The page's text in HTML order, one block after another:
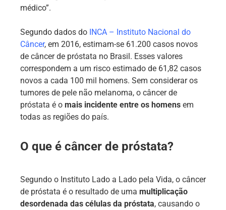
médico”.
Segundo dados do INCA – Instituto Nacional do
Câncer, em 2016, estimam-se 61.200 casos novos
de câncer de próstata no Brasil. Esses valores
correspondem a um risco estimado de 61,82 casos
novos a cada 100 mil homens. Sem considerar os
tumores de pele não melanoma, o câncer de
próstata é o mais incidente entre os homens em
todas as regiões do país.
O que é câncer de próstata?
Segundo o Instituto Lado a Lado pela Vida, o câncer
de próstata é o resultado de uma multiplicação
desordenada das células da próstata, causando o